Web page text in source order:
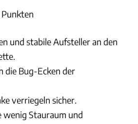
Punkten
und stabile Aufsteller an den
die Bug-Ecken der
verriegeln sicher.
wenig Stauraum und